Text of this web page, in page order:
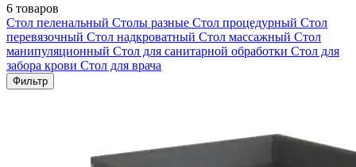
6 товаров
Стол пеленальный Столы разные Стол процедурный Стол
перевязочный Стол надкроватный Стол массажный Стол
манипуляционный Стол для санитарной обработки Стол для
забора крови Стол для врача
Фильтр